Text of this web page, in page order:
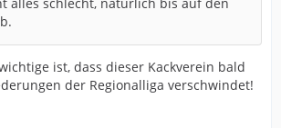
ist, dass dieser Kackverein bald
der Regionalliga verschwindet!